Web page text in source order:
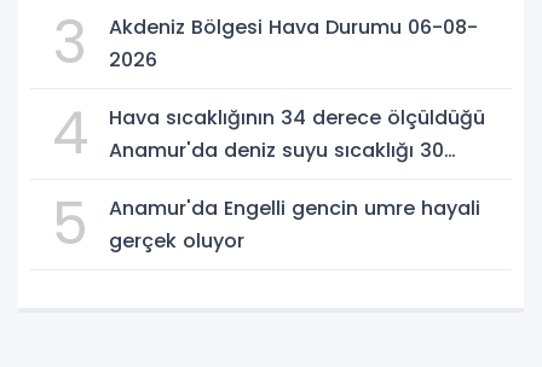
3
Akdeniz Bölgesi Hava Durumu 06-08-
2026
4
Hava sıcaklığının 34 derece ölçüldüğü
Anamur'da deniz suyu sıcaklığı 30
5
Anamur'da Engelli gencin umre hayali
gerçek oluyor